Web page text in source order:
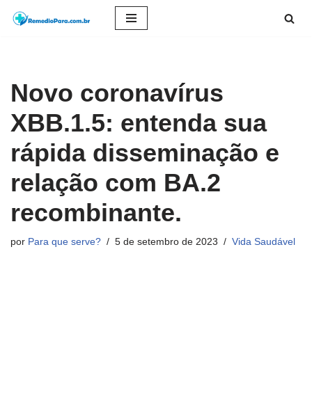
conteúdo
Novo coronavírus
XBB.1.5: entenda sua
rápida disseminação e
relação com BA.2
recombinante.
por Para que serve? 5 de setembro de 2023 Vida Saudável